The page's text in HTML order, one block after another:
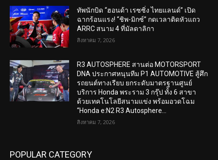
ทัพนักบิด “ฮอนด้า เรซซิ่ง ไทยแลนด์” เปิด
ฉากร้อนแรง! “ชิพ-มิกซ์” กดเวลาติดหัวแถว
ARRC สนาม 4 ที่มัลดาลิกา
สิงหาคม 7, 2026
R3 AUTOSPHERE สานต่อ MOTORSPORT
DNA ประกาศหนุนทีม P1 AUTOMOTIVE สู้ศึก
รถยนต์ทางเรียบ ยกระดับมาตรฐานศูนย์
บริการ Honda พระราม 3 กรุ๊ป ทั้ง 6 สาขา
ด้วยเทคโนโลยีสนามแข่ง พร้อมอวดโฉม
“Honda e:N2 R3 Autosphere...
สิงหาคม 7, 2026
POPULAR CATEGORY